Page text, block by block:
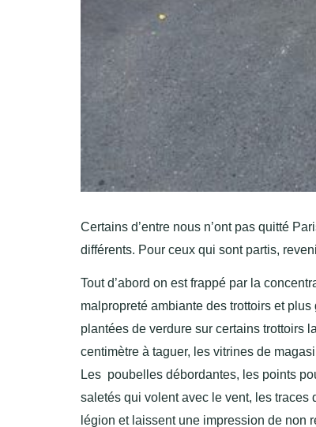
Certains d’entre nous n’ont pas quitté
différents. Pour ceux qui sont partis,
Tout d’abord on est frappé par la
malpropreté ambiante des trottoirs et
plantées de verdure sur certains trottoirs
centimètre à taguer, les vitrines de
Les poubelles débordantes, les points
saletés qui volent avec le vent, les traces
légion et laissent une impression de non